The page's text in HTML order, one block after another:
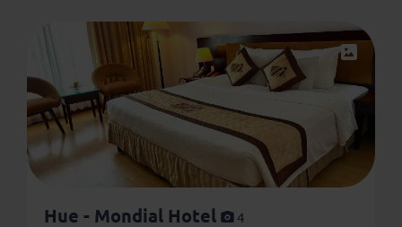
Hue - Mondial Hotel
4